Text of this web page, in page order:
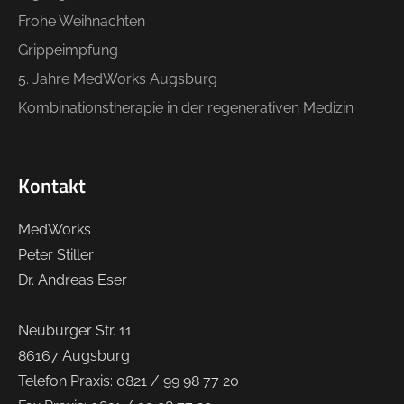
Frohe Weihnachten
Grippeimpfung
5. Jahre MedWorks Augsburg
Kombinationstherapie in der regenerativen Medizin
Kontakt
MedWorks
Peter Stiller
Dr. Andreas Eser
Neuburger Str. 11
86167 Augsburg
Telefon Praxis: 0821 / 99 98 77 20